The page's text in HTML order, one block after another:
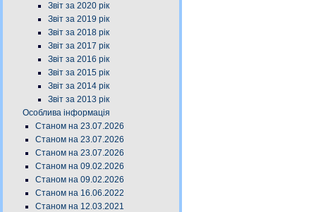
Звіт за 2020 рік
Звіт за 2019 рік
Звіт за 2018 рік
Звіт за 2017 рік
Звіт за 2016 рік
Звіт за 2015 рік
Звіт за 2014 рік
Звіт за 2013 рік
Особлива інформація
Станом на 23.07.2026
Станом на 23.07.2026
Станом на 23.07.2026
Станом на 09.02.2026
Станом на 09.02.2026
Станом на 16.06.2022
Станом на 12.03.2021